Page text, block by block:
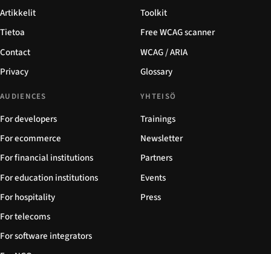
Artikkelit
Tietoa
Contact
Privacy
Toolkit
Free WCAG scanner
WCAG / ARIA
Glossary
AUDIENCES
For developers
For ecommerce
For financial institutions
For education institutions
For hospitality
For telecoms
For software integrators
YHTEISÖ
Trainings
Newsletter
Partners
Events
Press